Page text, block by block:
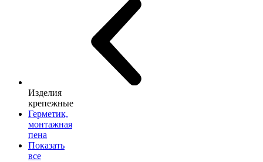
Изделия
крепежные
Герметик,
монтажная
пена
Показать
все